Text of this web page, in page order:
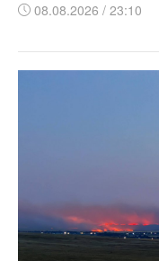
08.08.2026 / 23:10